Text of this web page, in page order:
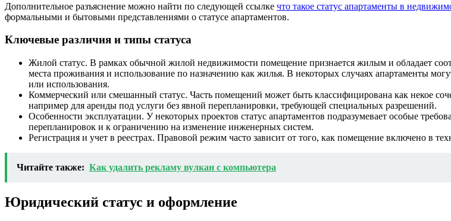
Дополнительное разъяснение можно найти по следующей ссылке что такое статус апартаменты в
формальными и бытовыми представлениями о статусе апартаментов.
Ключевые различия и типы статуса
Жилой статус. В рамках обычной жилой недвижимости помещение признается жилым и обладает
места проживания и использование по назначению как жилья. В некоторых случаях апартаменты
или использования.
Коммерческий или смешанный статус. Часть помещений может быть классифицирована как некое
например для аренды под услуги без явной перепланировки, требующей специальных разрешений.
Особенности эксплуатации. У некоторых проектов статус апартаментов подразумевает особые
перепланировок и к ограничению на изменение инженерных систем.
Регистрация и учет в реестрах. Правовой режим часто зависит от того, как помещение включено в
Читайте также: Как удалить рекламу вулкан с компьютера
Юридический статус и оформление